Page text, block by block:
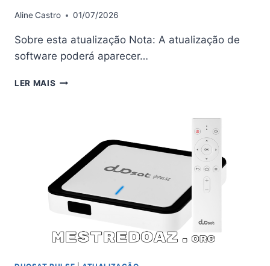
AlineCastro 01/07/2026
Sobre esta atualização Nota: A atualização de
software poderá aparecer…
LER MAIS DUOSAT
06/01/2026